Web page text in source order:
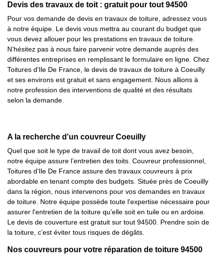
Devis des travaux de toit : gratuit pour tout 94500
Pour vos demande de devis en travaux de toiture, adressez vous
à notre équipe. Le devis vous mettra au courant du budget que
vous devez allouer pour les prestations en travaux de toiture.
N’hésitez pas à nous faire parvenir votre demande auprès des
différentes entreprises en remplissant le formulaire en ligne. Chez
Toitures d'Ile De France, le devis de travaux de toiture à Coeuilly
et ses environs est gratuit et sans engagement. Nous allions à
notre profession des interventions de qualité et des résultats
selon la demande.
A la recherche d'un couvreur Coeuilly
Quel que soit le type de travail de toit dont vous avez besoin,
notre équipe assure l’entretien des toits. Couvreur professionnel,
Toitures d'Ile De France assure des travaux couvreurs à prix
abordable en tenant compte des budgets. Située près de Coeuilly
dans la région, nous intervenons pour vos demandes en travaux
de toiture. Notre équipe possède toute l'expertise nécessaire pour
assurer l'entretien de la toiture qu’elle soit en tuile ou en ardoise.
Le devis de couverture est gratuit sur tout 94500. Prendre soin de
la toiture, c’est éviter tous risques de dégâts.
Nos couvreurs pour votre réparation de toiture 94500